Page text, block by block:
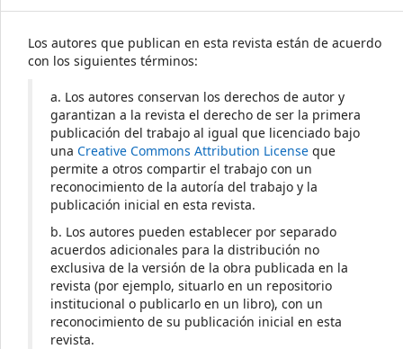
Los autores que publican en esta revista están de acuerdo
con los siguientes términos:
a. Los autores conservan los derechos de autor y
garantizan a la revista el derecho de ser la primera
publicación del trabajo al igual que licenciado bajo
una Creative Commons Attribution License que
permite a otros compartir el trabajo con un
reconocimiento de la autoría del trabajo y la
publicación inicial en esta revista.
b. Los autores pueden establecer por separado
acuerdos adicionales para la distribución no
exclusiva de la versión de la obra publicada en la
revista (por ejemplo, situarlo en un repositorio
institucional o publicarlo en un libro), con un
reconocimiento de su publicación inicial en esta
revista.